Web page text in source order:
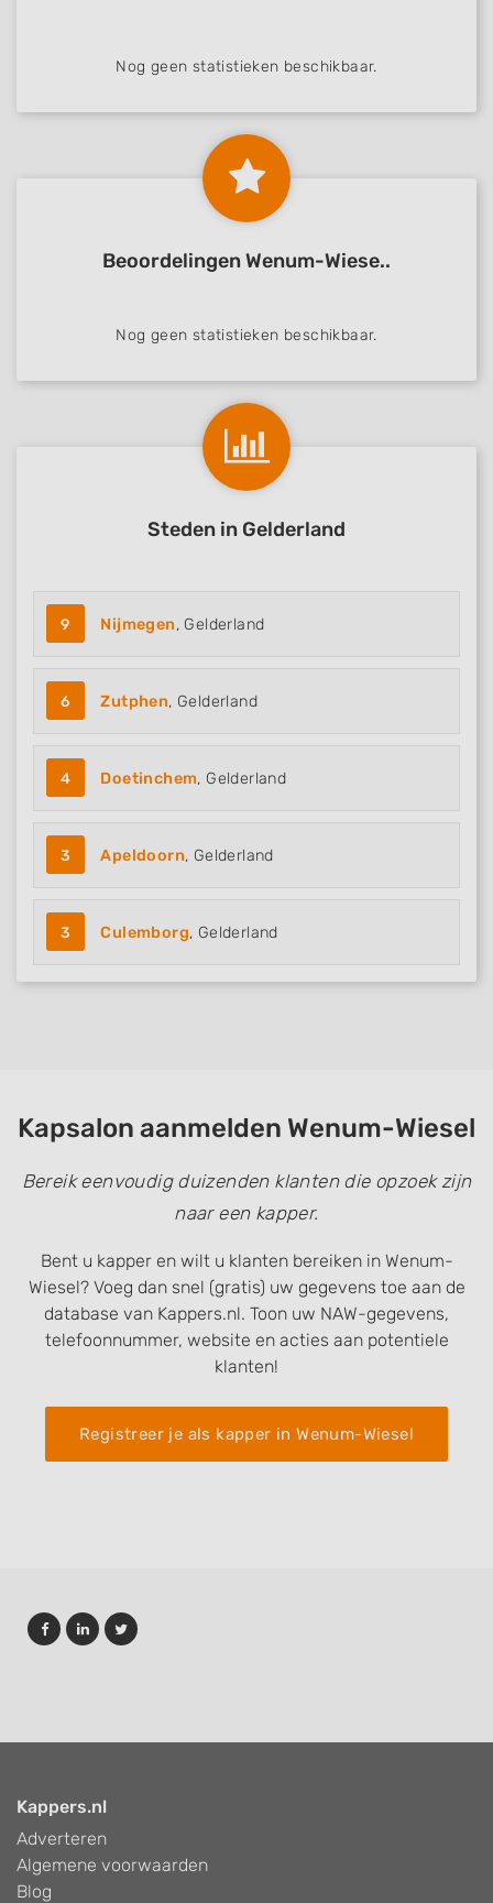
Nog geen statistieken beschikbaar.
Beoordelingen Wenum-Wiese..
Nog geen statistieken beschikbaar.
Steden in Gelderland
9 Nijmegen, Gelderland
6 Zutphen, Gelderland
4 Doetinchem, Gelderland
3 Apeldoorn, Gelderland
3 Culemborg, Gelderland
Kapsalon aanmelden Wenum-Wiesel
Bereik eenvoudig duizenden klanten die opzoek zijn
naar een kapper.
Bent u kapper en wilt u klanten bereiken in Wenum-
Wiesel? Voeg dan snel (gratis) uw gegevens toe aan de
database van Kappers.nl. Toon uw NAW-gegevens,
telefoonnummer, website en acties aan potentiele
klanten!
Registreer je als kapper in Wenum-Wiesel
Kappers.nl
Adverteren
Algemene voorwaarden
Blog
or combinations of data from different
Use limited data to select content
Non-IAB processing purposes:
Necessary